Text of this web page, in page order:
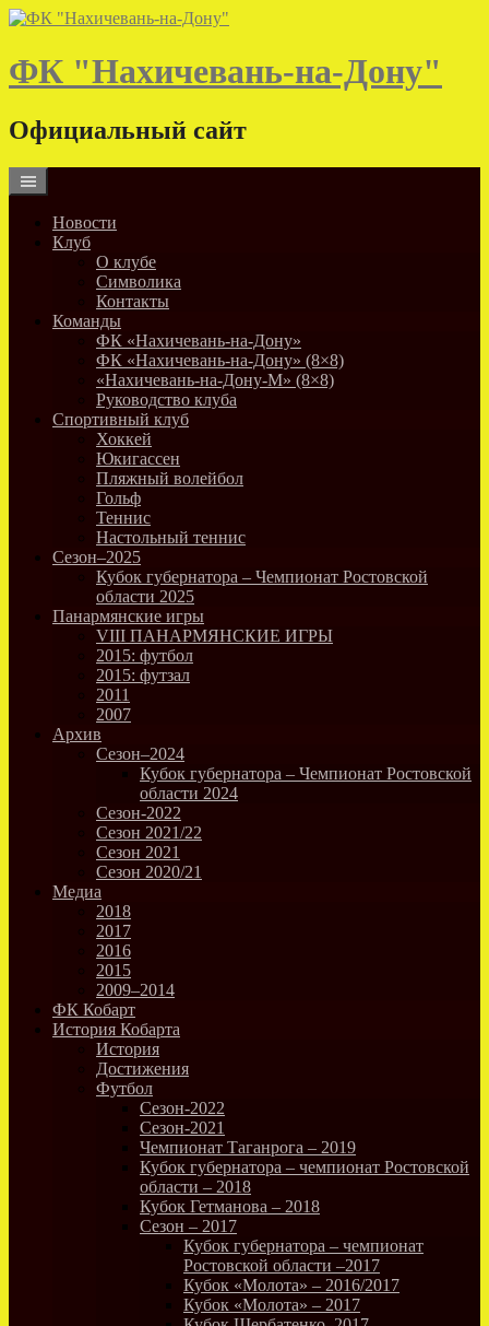
Skip
content
ФК "Нахичевань-на-Дону"
Официальный сайт
Новости
Клуб
О клубе
Символика
Контакты
Команды
ФК «Нахичевань-на-Дону»
ФК «Нахичевань-на-Дону» (8×8)
«Нахичевань-на-Дону-М» (8×8)
Руководство клуба
Спортивный клуб
Хоккей
Юкигассен
Пляжный волейбол
Гольф
Теннис
Настольный теннис
Сезон–2025
Кубок губернатора – Чемпионат Ростовской
области 2025
Панармянские игры
VIII ПАНАРМЯНСКИЕ ИГРЫ
2015: футбол
2015: футзал
2011
2007
Архив
Сезон–2024
Кубок губернатора – Чемпионат Ростовской
области 2024
Сезон-2022
Сезон 2021/22
Сезон 2021
Сезон 2020/21
Медиа
2018
2017
2016
2015
2009–2014
ФК Кобарт
История Кобарта
История
Достижения
Футбол
Сезон-2022
Сезон-2021
Чемпионат Таганрога – 2019
Кубок губернатора – чемпионат Ростовской
области – 2018
Кубок Гетманова – 2018
Сезон – 2017
Кубок губернатора – чемпионат
Ростовской области –2017
Кубок «Молота» – 2016/2017
Кубок «Молота» – 2017